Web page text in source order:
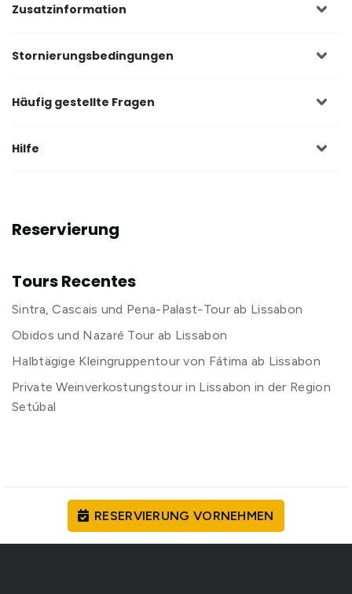
Zusatzinformation
Stornierungsbedingungen
Häufig gestellte Fragen
Hilfe
Reservierung
Tours Recentes
Sintra, Cascais und Pena-Palast-Tour ab Lissabon
Obidos und Nazaré Tour ab Lissabon
Halbtägige Kleingruppentour von Fátima ab Lissabon
Private Weinverkostungstour in Lissabon in der Region
Setúbal
RESERVIERUNG VORNEHMEN